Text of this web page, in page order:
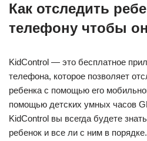
Как отследить
телефону чтобы
KidControl — это бесплатное
телефона, которое позволяет
ребенка с помощью его
помощью детских умных часов
KidControl вы всегда будете
ребенок и все ли с ним в порядке.